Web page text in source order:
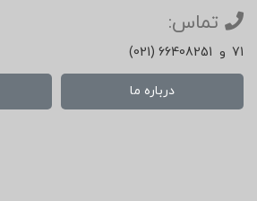
تماس:
(021) 66408251 و 71
درباره ما